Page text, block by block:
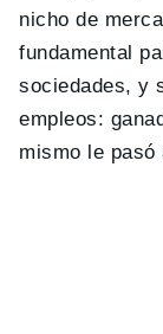
nicho de
fundamental
sociedades, y
empleos:
mismo le